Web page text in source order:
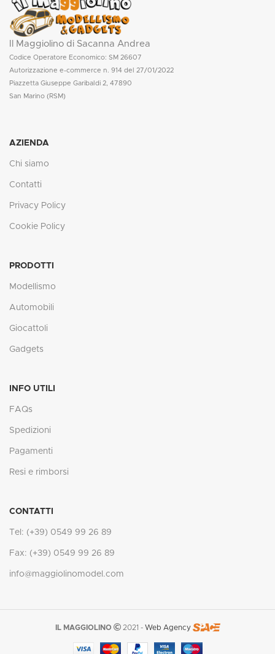
Il Maggiolino di Sacanna Andrea
Codice Operatore Economico: SM 26607
Autorizzazione e-commerce n. 914 del 27/01/2022
Piazzetta Giuseppe Garibaldi 2, 47890
San Marino (RSM)
AZIENDA
Chi siamo
Contatti
Privacy Policy
Cookie Policy
PRODOTTI
Modellismo
Automobili
Giocattoli
Gadgets
INFO UTILI
FAQs
Spedizioni
Pagamenti
Resi e rimborsi
CONTATTI
Tel: (+39) 0549 99 26 89
Fax: (+39) 0549 99 26 89
info@maggiolinomodel.com
IL MAGGIOLINO 2021 - Web Agency